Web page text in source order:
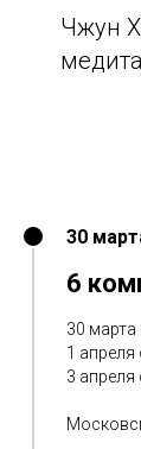
Чжун
30
6
30 марта
1 апреля
3 апреля